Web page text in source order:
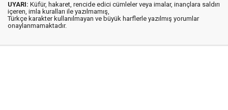
UYARI: Küfür, hakaret, rencide edici cümleler veya imalar, inançlara saldırı
içeren, imla kuralları ile yazılmamış,
Türkçe karakter kullanılmayan ve büyük harflerle yazılmış yorumlar
onaylanmamaktadır.